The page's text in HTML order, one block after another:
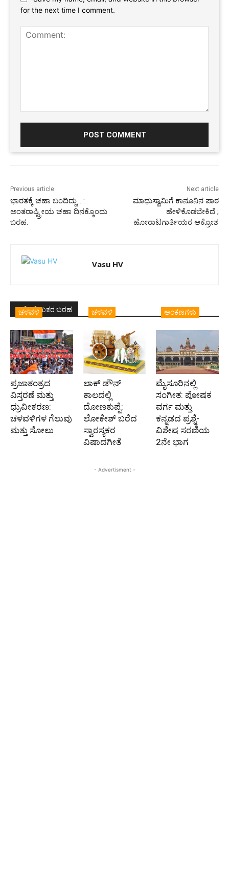
for the next time I comment.
Previous article
ಭಾರತಕ್ಕೆ ಚಹಾ ಬಂದಿದ್ದು… :
ಅಂತರಾಷ್ಟ್ರೀಯ ಚಹಾ ದಿನಕ್ಕೊಂದು
ಬರಹ.
Next article
ಮಾಧುಸ್ವಾಮಿಗೆ ಕಾನೂನಿನ ಪಾಠ
ಹೇಳಿಕೊಡಬೇಕಿದೆ ;
ಹೋರಾಟಗಾರ್ತಿಯರ ಆಕ್ರೋಶ
Vasu HV
ಇದೇ ಲೇಖಕರ ಬರಹ
ಚಳವಳಿ
ಪ್ರಜಾತಂತ್ರದ
ವಿಸ್ತರಣೆ ಮತ್ತು
ಧ್ರುವೀಕರಣ:
ಚಳವಳಿಗಳ ಗೆಲುವು
ಮತ್ತು ಸೋಲು
ಚಳವಳಿ
ಲಾಕ್‌ ಡೌನ್‌
ಕಾಲದಲ್ಲಿ
ದೋಣಕುಪ್ಪೆ:
ಲೋಕೇಶ್‌ ಬರೆದ
ಸ್ವಾರಸ್ಯಕರ
ವಿಷಾದಗೀತೆ
ಅಂಕಣಗಳು
ಮೈಸೂರಿನಲ್ಲಿ
ಸಂಗೀತ: ಪೋಷಕ
ವರ್ಗ ಮತ್ತು
ಕನ್ನಡದ ಪ್ರಶ್ನೆ-
ವಿಶೇಷ ಸರಣಿಯ
2ನೇ ಭಾಗ
- Advertisment -